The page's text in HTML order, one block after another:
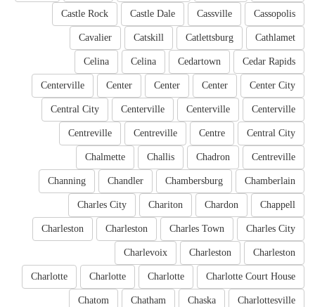
Cassopolis
Cassville
Castle Dale
Castle Rock
Cathlamet
Catlettsburg
Catskill
Cavalier
Cedar Rapids
Cedartown
Celina
Celina
Center City
Center
Center
Center
Centerville
Centerville
Centerville
Centerville
Central City
Central City
Centre
Centreville
Centreville
Centreville
Chadron
Challis
Chalmette
Chamberlain
Chambersburg
Chandler
Channing
Chappell
Chardon
Chariton
Charles City
Charles City
Charles Town
Charleston
Charleston
Charleston
Charleston
Charlevoix
Charlotte Court House
Charlotte
Charlotte
Charlotte
Charlottesville
Chaska
Chatham
Chatom